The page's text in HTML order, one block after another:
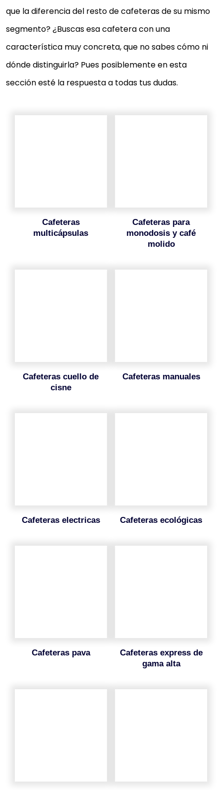
que la diferencia del resto de cafeteras de su mismo
segmento? ¿Buscas esa cafetera con una
característica muy concreta, que no sabes cómo ni
dónde distinguirla? Pues posiblemente en esta
sección esté la respuesta a todas tus dudas.
cafeteras
multicápsulas
cafeteras para
monodosis y café
molido
cafeteras cuello de
cisne
cafeteras manuales
cafeteras electricas cafeteras ecológicas
cafeteras pava
cafeteras express de
gama alta